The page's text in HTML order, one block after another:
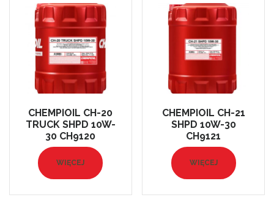
CHEMPIOIL CH-20
TRUCK SHPD 10W-
30 CH9120
WIĘCEJ
CHEMPIOIL CH-21
SHPD 10W-30
CH9121
WIĘCEJ